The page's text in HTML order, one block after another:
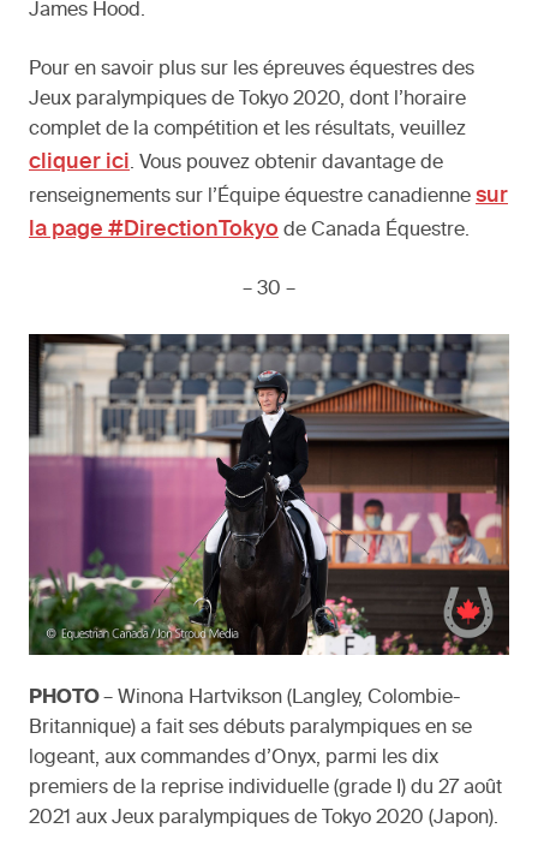
James Hood.
Pour en savoir plus sur les épreuves équestres des
Jeux paralympiques de Tokyo 2020, dont l’horaire
complet de la compétition et les résultats, veuillez
cliquer ici. Vous pouvez obtenir davantage de
renseignements sur l’Équipe équestre canadienne sur
la page #DirectionTokyo de Canada Équestre.
– 30 –
PHOTO– Winona Hartvikson (Langley, Colombie-
Britannique) a fait ses débuts paralympiques en se
logeant, aux commandes d’Onyx, parmi les dix
premiers de la reprise individuelle (grade I) du 27 août
2021 aux Jeux paralympiques de Tokyo 2020 (Japon).